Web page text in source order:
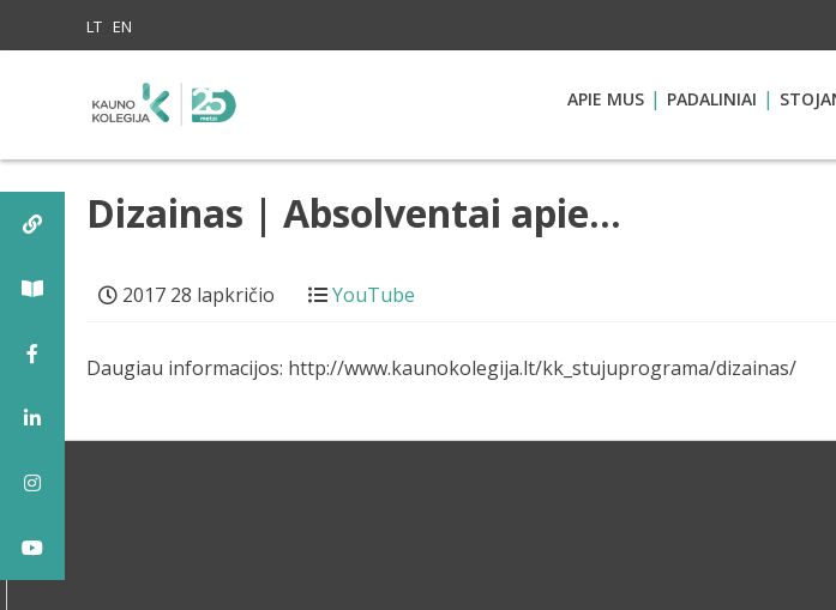
LT EN
APIE MUS PADALINIAI
Dizainas | Absolventai apie…
2017 28 lapkričio YouTube
Daugiau informacijos: http://www.kaunokolegija.lt/kk_stujuprograma/dizainas/